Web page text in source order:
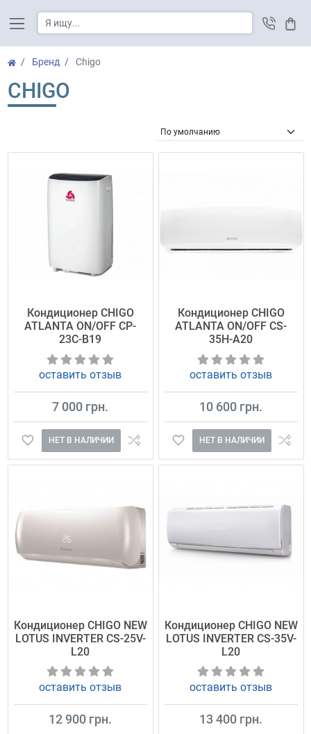
Бренд Chigo
CHIGO
Кондиционер CHIGO
ATLANTA ON/OFF CP-
23C-B19
оставить отзыв
7 000 грн.
НЕТ В НАЛИЧИИ
Кондиционер CHIGO
ATLANTA ON/OFF CS-
35H-A20
оставить отзыв
10 600 грн.
НЕТ В НАЛИЧИИ
Кондиционер CHIGO NEW
LOTUS INVERTER CS-25V-
L20
оставить отзыв
12 900 грн.
Кондиционер CHIGO NEW
LOTUS INVERTER CS-35V-
L20
оставить отзыв
13 400 грн.